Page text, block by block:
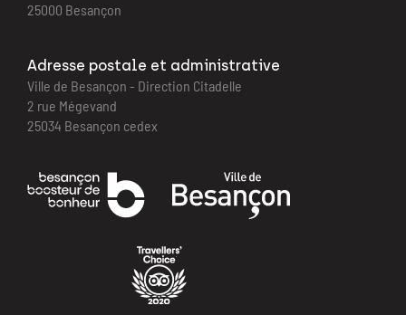
25000 Besançon
Adresse postale et administrative
Ville de Besançon - Direction Citadelle
2 rue Mégevand
25034 Besançon cedex